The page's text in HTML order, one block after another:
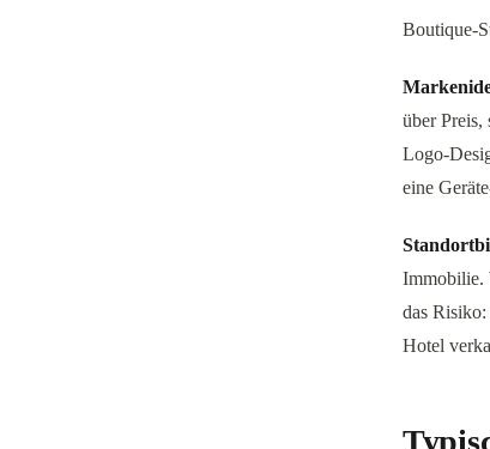
Boutique-
über Preis,
Logo-
eine
Immobilie.
das
Hotel